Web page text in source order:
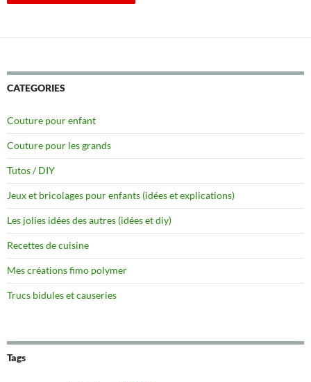
CATEGORIES
Couture pour enfant
Couture pour les grands
Tutos / DIY
Jeux et bricolages pour enfants (idées et explications)
Les jolies idées des autres (idées et diy)
Recettes de cuisine
Mes créations fimo polymer
Trucs bidules et causeries
Tags